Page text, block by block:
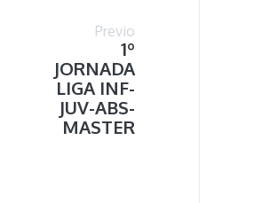
Previo
1º
JORNADA
LIGA INF-
JUV-ABS-
MASTER